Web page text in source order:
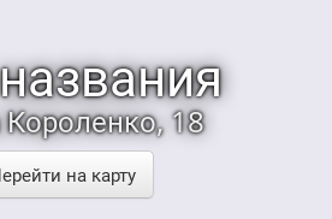
Короленко, 18
на карту